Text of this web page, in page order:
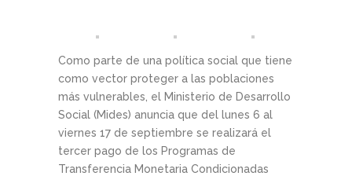
Como parte de una política social que tiene
como vector proteger a las poblaciones
más vulnerables, el Ministerio de Desarrollo
Social (Mides) anuncia que del lunes 6 al
viernes 17 de septiembre se realizará el
tercer pago de los Programas de
Transferencia Monetaria Condicionadas